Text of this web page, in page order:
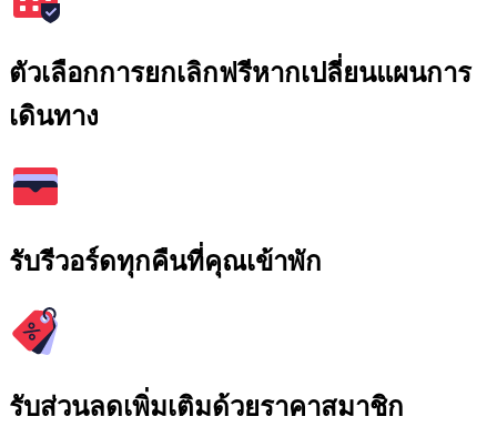
ตัวเลือกการยกเลิกฟรีหากเปลี่ยนแผนการ
เดินทาง
รับรีวอร์ดทุกคืนที่คุณเข้าพัก
รับส่วนลดเพิ่มเติมด้วยราคาสมาชิก